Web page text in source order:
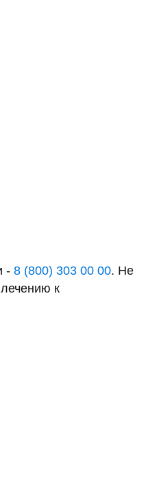
- 8 (800) 303 00 00. Не
к